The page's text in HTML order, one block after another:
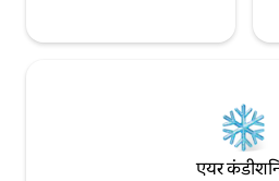
शहर के सबसे अच्छे मनोरम नज़ारे हैं। आप इस
प्रॉपर्टी और उसके आस - पास की जगहों के
और जानने के लिए कृपया फ़ोटो पर क्लिक
आपकी मेज़बानी करना अच्छा लगेगा!
एयर